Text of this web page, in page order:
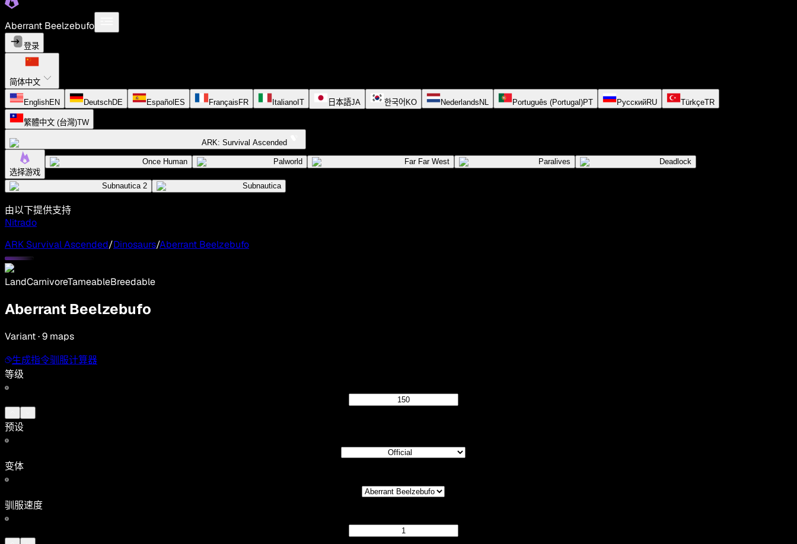
Aberrant Beelzebufo
登录
简体中文
EnglishEN DeutschDE Español ES Français FR Italiano IT 日本語JA 한국어 KO Nederlands NL Português (Portugal)PT РусскийRU TürkçeTR
繁體中文 (台灣)TW
ARK: Survival Ascended
选择游戏
Once Human Palworld Far Far West Paralives Deadlock
Subnautica 2 Subnautica
由以下提供支持
Nitrado
ARK Survival Ascended/Dinosaurs/Aberrant Beelzebufo
LandCarnivoreTameableBreedable
Aberrant Beelzebufo
Variant · 9 maps
生成指令驯服计算器
等级
预设
变体
驯服速度